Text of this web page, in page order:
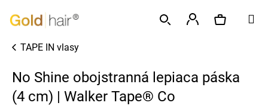
na
obsah
TAPE IN vlasy
No Shine obojstranná lepiaca páska
(4 cm) | Walker Tape® Co
Späť
Späť
o
p